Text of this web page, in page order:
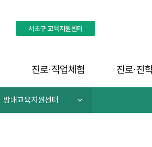
서초구교육지원센터
진로∙직업체험 진로∙진
방배교육지원센터